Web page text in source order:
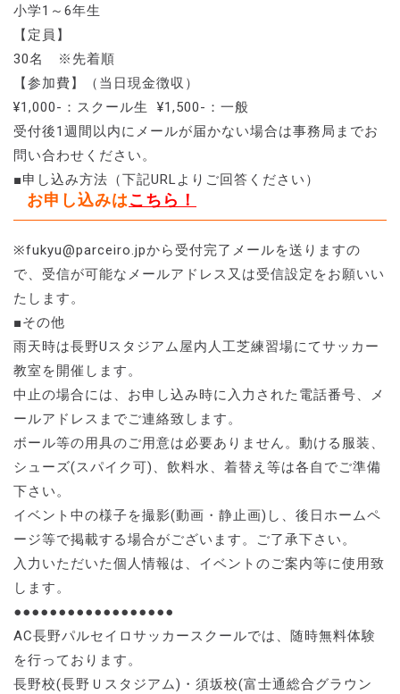
小学1～6年生
【定員】
30名 ※先着順
【参加費】（当日現金徴収）
¥1,000-：スクール生 ¥1,500-：一般
受付後1週間以内にメールが届かない場合は事務局までお
問い合わせください。
■申し込み方法（下記URLよりご回答ください）
お申し込みはこちら！
※fukyu@parceiro.jpから受付完了メールを送りますの
で、受信が可能なメールアドレス又は受信設定をお願いい
たします。
■その他
雨天時は長野Uスタジアム屋内人工芝練習場にてサッカー
教室を開催します。
中止の場合には、お申し込み時に入力された電話番号、メ
ールアドレスまでご連絡致します。
ボール等の用具のご用意は必要ありません。動ける服装、
シューズ(スパイク可)、飲料水、着替え等は各自でご準備
下さい。
イベント中の様子を撮影(動画・静止画)し、後日ホームペ
ージ等で掲載する場合がございます。ご了承下さい。
入力いただいた個人情報は、イベントのご案内等に使用致
します。
●●●●●●●●●●●●●●●●●●
AC長野パルセイロサッカースクールでは、随時無料体験
を行っております。
長野校(長野Ｕスタジアム)・須坂校(富士通総合グラウン